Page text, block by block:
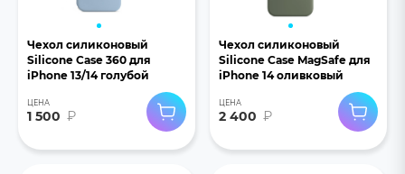
Чехол силиконовый
Silicone Case 360 для
iPhone 13/14 голубой
ЦЕНА
1 500 ₽
Чехол силиконовый
Silicone Case MagSafe для
iPhone 14 оливковый
ЦЕНА
2 400 ₽